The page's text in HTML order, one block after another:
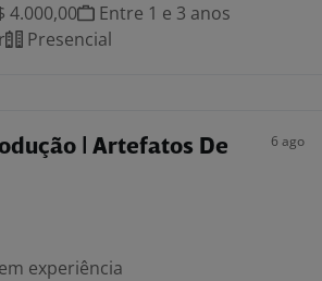
4.000,00
Entre 1 e 3 anos
Presencial
| Artefatos De
6 ago
experiência